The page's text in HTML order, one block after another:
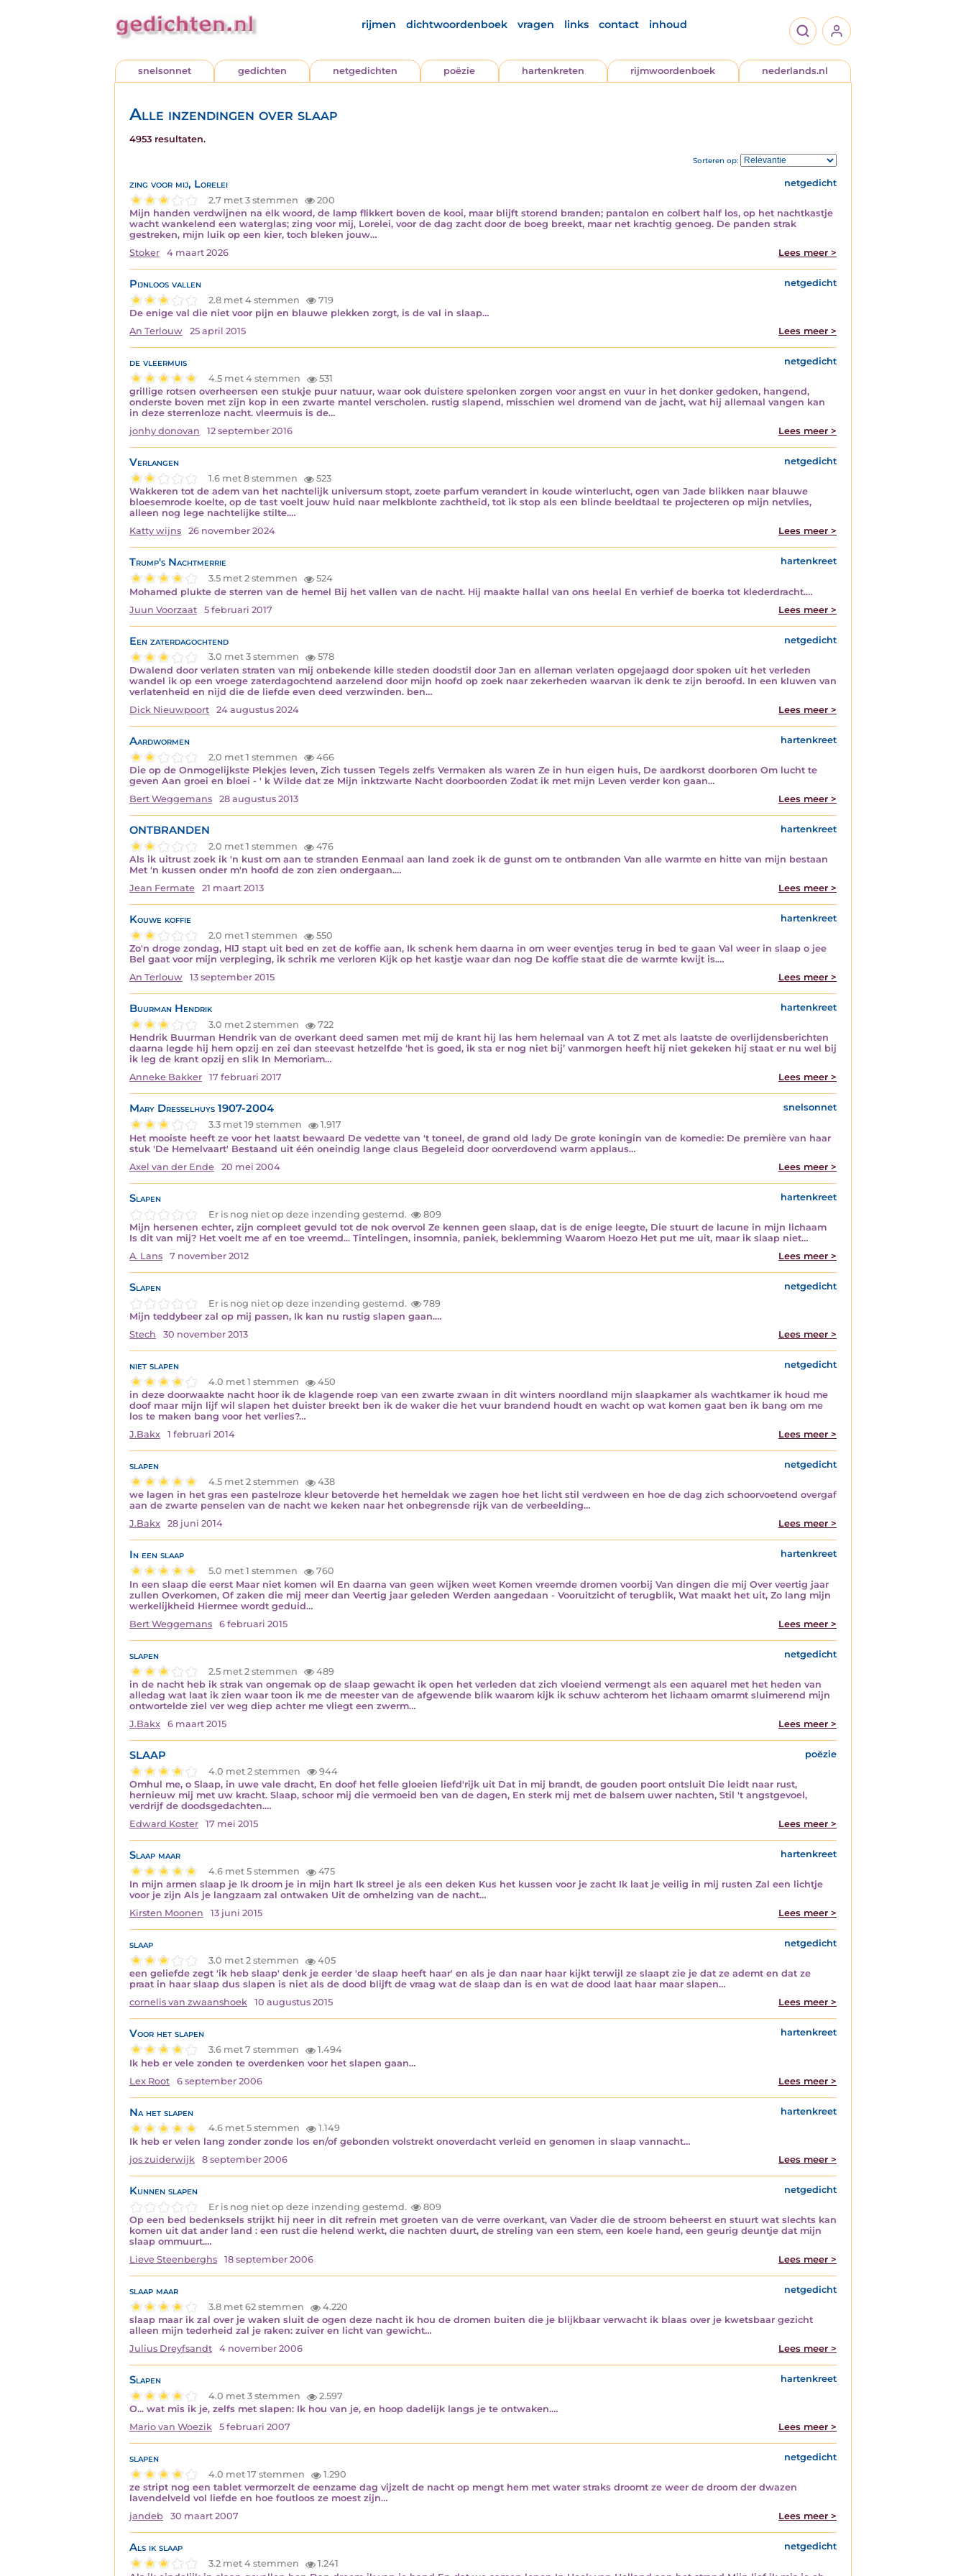
rijmen dichtwoordenboek vragen links contact inhoud
snelsonnet gedichten netgedichten poëzie hartenkreten rijmwoordenboek nederlands.nl
Alle inzendingen over slaap
4953 resultaten.
Sorteren op:
zing voor mij, Lorelei
netgedicht
2.7 met 3 stemmen
200
Mijn handen verdwijnen na elk woord, de lamp flikkert boven de kooi, maar blijft storend branden; pantalon en colbert half los, op het nachtkastje
wacht wankelend een waterglas; zing voor mij, Lorelei, voor de dag zacht door de boeg breekt, maar net krachtig genoeg. De panden strak
gestreken, mijn luik op een kier, toch bleken jouw…
Stoker
4 maart 2026 Lees meer >
Pijnloos vallen
netgedicht
2.8 met 4 stemmen
719
De enige val die niet voor pijn en blauwe plekken zorgt, is de val in slaap…
An Terlouw
25 april 2015 Lees meer >
de vleermuis
netgedicht
4.5 met 4 stemmen
531
grillige rotsen overheersen een stukje puur natuur, waar ook duistere spelonken zorgen voor angst en vuur in het donker gedoken, hangend,
onderste boven met zijn kop in een zwarte mantel verscholen. rustig slapend, misschien wel dromend van de jacht, wat hij allemaal vangen kan
in deze sterrenloze nacht. vleermuis is de…
jonhy donovan
12 september 2016 Lees meer >
Verlangen
netgedicht
1.6 met 8 stemmen
523
Wakkeren tot de adem van het nachtelijk universum stopt, zoete parfum verandert in koude winterlucht, ogen van Jade blikken naar blauwe
bloesemrode koelte, op de tast voelt jouw huid naar melkblonte zachtheid, tot ik stop als een blinde beeldtaal te projecteren op mijn netvlies,
alleen nog lege nachtelijke stilte.…
Katty wijns
26 november 2024 Lees meer >
Trump's Nachtmerrie
hartenkreet
3.5 met 2 stemmen
524
Mohamed plukte de sterren van de hemel Bij het vallen van de nacht. Hij maakte hallal van ons heelal En verhief de boerka tot klederdracht.…
Juun Voorzaat
5 februari 2017 Lees meer >
Een zaterdagochtend
netgedicht
3.0 met 3 stemmen
578
Dwalend door verlaten straten van mij onbekende kille steden doodstil door Jan en alleman verlaten opgejaagd door spoken uit het verleden
wandel ik op een vroege zaterdagochtend aarzelend door mijn hoofd op zoek naar zekerheden waarvan ik denk te zijn beroofd. In een kluwen van
verlatenheid en nijd die de liefde even deed verzwinden. ben…
Dick Nieuwpoort
24 augustus 2024 Lees meer >
Aardwormen
hartenkreet
2.0 met 1 stemmen
466
Die op de Onmogelijkste Plekjes leven, Zich tussen Tegels zelfs Vermaken als waren Ze in hun eigen huis, De aardkorst doorboren Om lucht te
geven Aan groei en bloei - ' k Wilde dat ze Mijn inktzwarte Nacht doorboorden Zodat ik met mijn Leven verder kon gaan…
Bert Weggemans
28 augustus 2013 Lees meer >
ONTBRANDEN
hartenkreet
2.0 met 1 stemmen
476
Als ik uitrust zoek ik 'n kust om aan te stranden Eenmaal aan land zoek ik de gunst om te ontbranden Van alle warmte en hitte van mijn bestaan
Met 'n kussen onder m'n hoofd de zon zien ondergaan.…
Jean Fermate
21 maart 2013 Lees meer >
Kouwe koffie
hartenkreet
2.0 met 1 stemmen
550
Zo'n droge zondag, HIJ stapt uit bed en zet de koffie aan, Ik schenk hem daarna in om weer eventjes terug in bed te gaan Val weer in slaap o jee
Bel gaat voor mijn verpleging, ik schrik me verloren Kijk op het kastje waar dan nog De koffie staat die de warmte kwijt is.…
An Terlouw
13 september 2015 Lees meer >
Buurman Hendrik
hartenkreet
3.0 met 2 stemmen
722
Hendrik Buurman Hendrik van de overkant deed samen met mij de krant hij las hem helemaal van A tot Z met als laatste de overlijdensberichten
daarna legde hij hem opzij en zei dan steevast hetzelfde ‘het is goed, ik sta er nog niet bij’ vanmorgen heeft hij niet gekeken hij staat er nu wel bij
ik leg de krant opzij en slik In Memoriam…
Anneke Bakker
17 februari 2017 Lees meer >
Mary Dresselhuys 1907-2004
snelsonnet
3.3 met 19 stemmen
1.917
Het mooiste heeft ze voor het laatst bewaard De vedette van 't toneel, de grand old lady De grote koningin van de komedie: De première van haar
stuk 'De Hemelvaart' Bestaand uit één oneindig lange claus Begeleid door oorverdovend warm applaus…
Axel van der Ende
20 mei 2004 Lees meer >
Slapen
hartenkreet
Er is nog niet op deze inzending gestemd.
809
Mijn hersenen echter, zijn compleet gevuld tot de nok overvol Ze kennen geen slaap, dat is de enige leegte, Die stuurt de lacune in mijn lichaam
Is dit van mij? Het voelt me af en toe vreemd... Tintelingen, insomnia, paniek, beklemming Waarom Hoezo Het put me uit, maar ik slaap niet…
A. Lans
7 november 2012 Lees meer >
Slapen
netgedicht
Er is nog niet op deze inzending gestemd.
789
Mijn teddybeer zal op mij passen, Ik kan nu rustig slapen gaan.…
Stech
30 november 2013 Lees meer >
niet slapen
netgedicht
4.0 met 1 stemmen
450
in deze doorwaakte nacht hoor ik de klagende roep van een zwarte zwaan in dit winters noordland mijn slaapkamer als wachtkamer ik houd me
doof maar mijn lijf wil slapen het duister breekt ben ik de waker die het vuur brandend houdt en wacht op wat komen gaat ben ik bang om me
los te maken bang voor het verlies?…
J.Bakx
1 februari 2014 Lees meer >
slapen
netgedicht
4.5 met 2 stemmen
438
we lagen in het gras een pastelroze kleur betoverde het hemeldak we zagen hoe het licht stil verdween en hoe de dag zich schoorvoetend overgaf
aan de zwarte penselen van de nacht we keken naar het onbegrensde rijk van de verbeelding…
J.Bakx
28 juni 2014 Lees meer >
In een slaap
hartenkreet
5.0 met 1 stemmen
760
In een slaap die eerst Maar niet komen wil En daarna van geen wijken weet Komen vreemde dromen voorbij Van dingen die mij Over veertig jaar
zullen Overkomen, Of zaken die mij meer dan Veertig jaar geleden Werden aangedaan - Vooruitzicht of terugblik, Wat maakt het uit, Zo lang mijn
werkelijkheid Hiermee wordt geduid…
Bert Weggemans
6 februari 2015 Lees meer >
slapen
netgedicht
2.5 met 2 stemmen
489
in de nacht heb ik strak van ongemak op de slaap gewacht ik open het verleden dat zich vloeiend vermengt als een aquarel met het heden van
alledag wat laat ik zien waar toon ik me de meester van de afgewende blik waarom kijk ik schuw achterom het lichaam omarmt sluimerend mijn
ontwortelde ziel ver weg diep achter me vliegt een zwerm…
J.Bakx
6 maart 2015 Lees meer >
SLAAP
poëzie
4.0 met 2 stemmen
944
Omhul me, o Slaap, in uwe vale dracht, En doof het felle gloeien liefd'rijk uit Dat in mij brandt, de gouden poort ontsluit Die leidt naar rust,
hernieuw mij met uw kracht. Slaap, schoor mij die vermoeid ben van de dagen, En sterk mij met de balsem uwer nachten, Stil 't angstgevoel,
verdrijf de doodsgedachten.…
Edward Koster
17 mei 2015 Lees meer >
Slaap maar
hartenkreet
4.6 met 5 stemmen
475
In mijn armen slaap je Ik droom je in mijn hart Ik streel je als een deken Kus het kussen voor je zacht Ik laat je veilig in mij rusten Zal een lichtje
voor je zijn Als je langzaam zal ontwaken Uit de omhelzing van de nacht…
Kirsten Moonen
13 juni 2015 Lees meer >
slaap
netgedicht
3.0 met 2 stemmen
405
een geliefde zegt 'ik heb slaap' denk je eerder 'de slaap heeft haar' en als je dan naar haar kijkt terwijl ze slaapt zie je dat ze ademt en dat ze
praat in haar slaap dus slapen is niet als de dood blijft de vraag wat de slaap dan is en wat de dood laat haar maar slapen…
cornelis van zwaanshoek
10 augustus 2015 Lees meer >
Voor het slapen
hartenkreet
3.6 met 7 stemmen
1.494
Ik heb er vele zonden te overdenken voor het slapen gaan…
Lex Root
6 september 2006 Lees meer >
Na het slapen
hartenkreet
4.6 met 5 stemmen
1.149
Ik heb er velen lang zonder zonde los en/of gebonden volstrekt onoverdacht verleid en genomen in slaap vannacht…
jos zuiderwijk
8 september 2006 Lees meer >
Kunnen slapen
netgedicht
Er is nog niet op deze inzending gestemd.
809
Op een bed bedenksels strijkt hij neer in dit refrein met groeten van de verre overkant, van Vader die de stroom beheerst en stuurt wat slechts kan
komen uit dat ander land : een rust die helend werkt, die nachten duurt, de streling van een stem, een koele hand, een geurig deuntje dat mijn
slaap ommuurt.…
Lieve Steenberghs
18 september 2006 Lees meer >
slaap maar
netgedicht
3.8 met 62 stemmen
4.220
slaap maar ik zal over je waken sluit de ogen deze nacht ik hou de dromen buiten die je blijkbaar verwacht ik blaas over je kwetsbaar gezicht
alleen mijn tederheid zal je raken: zuiver en licht van gewicht…
Julius Dreyfsandt
4 november 2006 Lees meer >
Slapen
hartenkreet
4.0 met 3 stemmen
2.597
O... wat mis ik je, zelfs met slapen: Ik hou van je, en hoop dadelijk langs je te ontwaken.…
Mario van Woezik
5 februari 2007 Lees meer >
slapen
netgedicht
4.0 met 17 stemmen
1.290
ze stript nog een tablet vermorzelt de eenzame dag vijzelt de nacht op mengt hem met water straks droomt ze weer de droom der dwazen
lavendelveld vol liefde en hoe foutloos ze moest zijn…
jandeb
30 maart 2007 Lees meer >
Als ik slaap
netgedicht
3.2 met 4 stemmen
1.241